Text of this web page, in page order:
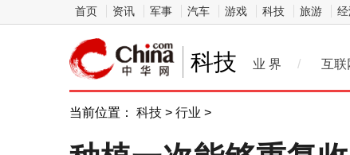
首页 资讯 军事 汽车 游戏 科技 旅游
科技 业 界 / 互联
当前位置： 科技 > 行业 >